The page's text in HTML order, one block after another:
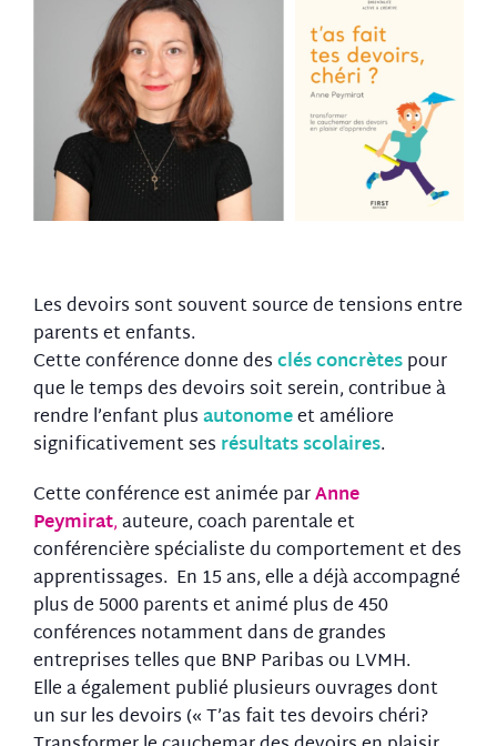
Les devoirs sont souvent source de tensions entre
parents et enfants.
Cette conférence donne desclés concrètespour
que le temps des devoirs soit serein, contribue à
rendre l’enfant plusautonomeet améliore
significativement ses résultats scolaires.
Cette conférence est animée parAnne
Peymirat,auteure, coach parentale et
conférencière spécialiste du comportement et des
apprentissages. En 15 ans, elle a déjà accompagné
plus de 5000 parents et animé plus de 450
conférences notamment dans de grandes
entreprises telles que BNP Paribas ou LVMH.
Elle a également publié plusieurs ouvragesdont
un sur les devoirs (« T’as fait tes devoirs chéri?